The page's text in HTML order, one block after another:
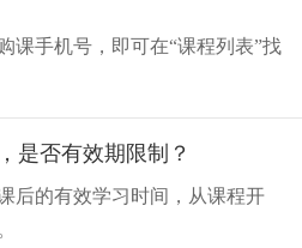
课手机号，即可在“课程列表”找
是否有效期限制？
后的有效学习时间，从课程开